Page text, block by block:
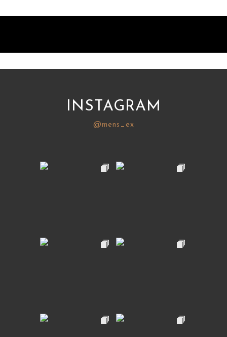
INSTAGRAM
@mens_ex